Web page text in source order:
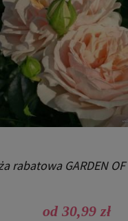
rabatowa GARDEN OF
od 30,99 zł